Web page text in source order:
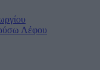
Λέφου